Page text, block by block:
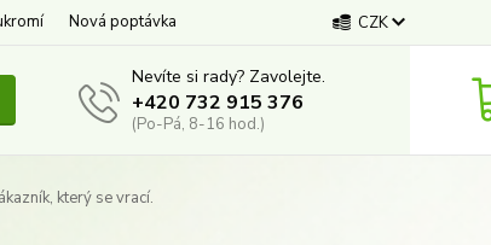
Nová poptávka CZK
Nevíte si rady? Zavolejte.
+420 732 915 376
(Po-Pá, 8-16 hod.)
který se vrací.